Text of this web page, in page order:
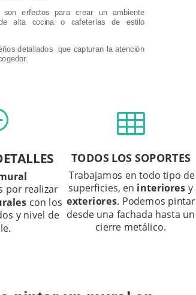
son erfectos para crear un ambiente
alta cocina o cafeterías de estilo
detallados que capturan la atención
por realizar
con los
y nivel de

TODOS LOS SOPORTES
Trabajamos en todo tipo de
superficies, en interiores y
exteriores. Podemos pintar
desde una fachada hasta un
cierre metálico.